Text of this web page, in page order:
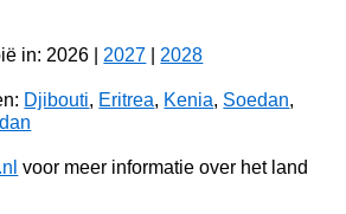
in: 2026 | 2027 2028
Djibouti, Eritrea, Kenia, Soedan,
voor meer informatie over het land